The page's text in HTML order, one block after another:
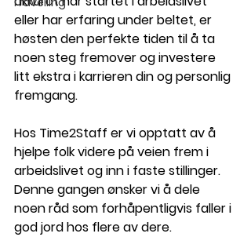
eller har erfaring under beltet, er
høsten den perfekte tiden til å ta
noen steg fremover og investere
litt ekstra i karrieren din og personlig
fremgang.
Hos Time2Staff er vi opptatt av å
hjelpe folk videre på veien frem i
arbeidslivet og inn i faste stillinger.
Denne gangen ønsker vi å dele
noen råd som forhåpentligvis faller i
god jord hos flere av dere.